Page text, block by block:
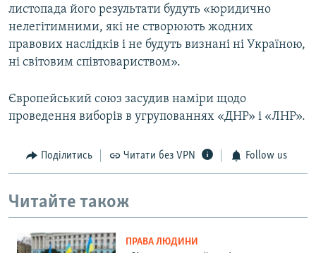
листопада його результати будуть «юридично
нелегітимними, які не створюють жодних
правових наслідків і не будуть визнані ні Україною,
ні світовим співтовариством».
Європейський союз засудив наміри щодо
проведення виборів в угрупованнях «ДНР» і «ЛНР».
Поділитись Читати без VPN Follow us
Читайте також
ПРАВА ЛЮДИНИ